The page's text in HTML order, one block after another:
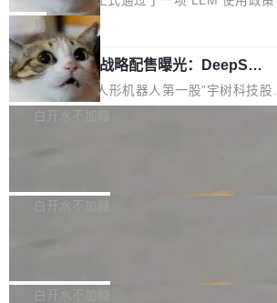
步了解开源鸿蒙在智能...
2.75 亿次，全年预计 140 亿次。GitHub...
5% RHAE Best@1，超过了 ARC 报告的人类
家基线 95.4%。 不是又一个 coding agent 包
器 Prime Agent 的架构和市面上大多数 coding
agent 有本质区别。大多数 agent harness 的
计是基于早期模型的能力—...
覆盖 rust-lang/rust 单一仓库的代码贡献。这
是项目级别的官方立场，目前由五个团队采纳
但它可能是主流开源项目中关于 AI 辅助贡献最
细致的一份规则。 政策的核心只有一句话：
可以用来分析、提炼、审阅、建议，但不能用
不得生成涉及安全性的关键变更，除非作者本
局
宇树科技 IPO 战略配售曝光：DeepSe
ek 获配 93.3 万股，锁定 36 个月
8月6日晚间，“人形机器人第一股”宇树科技股
有限公司披露IPO发行价格及战略配售结果，杭
36个月。 公告显示，本次宇树科技战略配售对
员工参与设立的专项资产管理计划。其中，
白开水不加糖
Bug fixes and enhancements 修复多次传递
一个回归问题，该问题导致拉取镜像时会拒绝
白开水不加糖
e 孵化器项目管理委员会（IPMC）投票中获得
白开水不加糖